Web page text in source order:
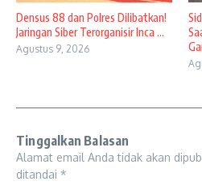
Densus 88 dan Polres Dilibatkan!
Jaringan Siber Terorganisir Inca ...
Agustus 9, 2026
Tinggalkan Balasan
Alamat email Anda tidak akan
ditandai *